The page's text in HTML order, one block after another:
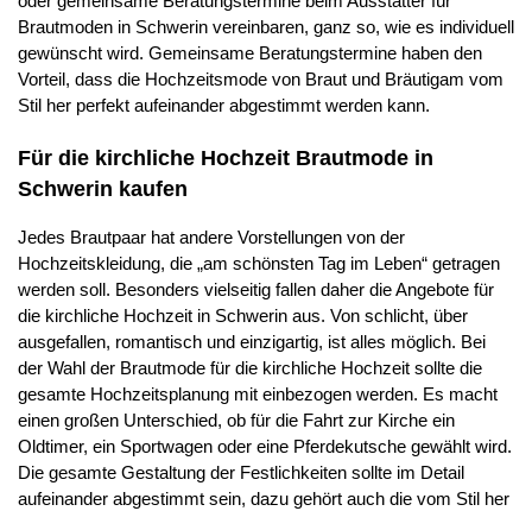
Brautmoden in Schwerin vereinbaren, ganz so, wie es individuell
gewünscht wird. Gemeinsame Beratungstermine haben den
Vorteil, dass die Hochzeitsmode von Braut und Bräutigam vom
Stil her perfekt aufeinander abgestimmt werden kann.
Für die kirchliche Hochzeit Brautmode in
Schwerin kaufen
Jedes Brautpaar hat andere Vorstellungen von der
Hochzeitskleidung, die „am schönsten Tag im Leben“ getragen
werden soll. Besonders vielseitig fallen daher die Angebote für
die kirchliche Hochzeit in Schwerin aus. Von schlicht, über
ausgefallen, romantisch und einzigartig, ist alles möglich. Bei
der Wahl der Brautmode für die kirchliche Hochzeit sollte die
gesamte Hochzeitsplanung mit einbezogen werden. Es macht
einen großen Unterschied, ob für die Fahrt zur Kirche ein
Oldtimer, ein Sportwagen oder eine Pferdekutsche gewählt wird.
Die gesamte Gestaltung der Festlichkeiten sollte im Detail
aufeinander abgestimmt sein, dazu gehört auch die vom Stil her